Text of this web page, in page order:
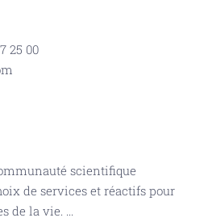
25 00
scientifique
de services et réactifs pour
de la vie. ...